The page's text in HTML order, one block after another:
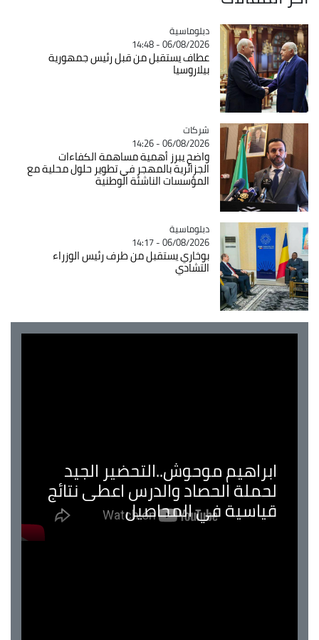
Catégorie
دبلوماسية
06/08/2026 - 14:48
عطاف يستقبل من قبل رئيس جمهورية
بيلاروسيا
Catégorie
شركات
06/08/2026 - 14:26
واضح يبرز أهمية مساهمة الكفاءات
الجزائرية بالمهجر في تطوير حلول محلية مع
المؤسسات الناشئة الوطنية
Catégorie
دبلوماسية
06/08/2026 - 14:17
بوخاري يستقبل من طرف رئيس الوزراء
التشادي
ابراهيم موحوش..التحضير الجيد
لحملة الحصاد والدرس اعطى نتائج
قياسية في المحاصيل